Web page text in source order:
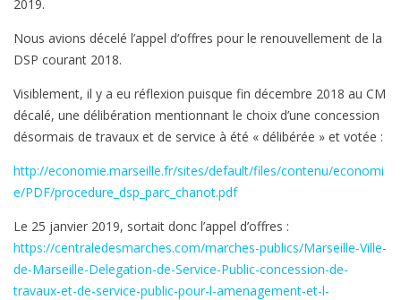
2019.
Nous avions décelé l’appel d’offres pour le renouvellement de la
DSP courant 2018.
Visiblement, il y a eu réflexion puisque fin décembre 2018 au CM
décalé, une délibération mentionnant le choix d’une concession
désormais de travaux et de service à été « délibérée » et votée :
http://economie.marseille.fr/sites/default/files/contenu/economi
e/PDF/procedure_dsp_parc_chanot.pdf
Le 25 janvier 2019, sortait donc l’appel d’offres :
https://centraledesmarches.com/marches-publics/Marseille-Ville-
de-Marseille-Delegation-de-Service-Public-concession-de-
travaux-et-de-service-public-pour-l-amenagement-et-l-